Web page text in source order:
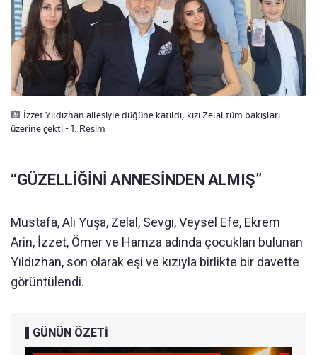
İzzet Yıldızhan ailesiyle düğüne katıldı, kızı Zelal tüm bakışları
üzerine çekti - 1. Resim
“GÜZELLİĞİNİ ANNESİNDEN ALMIŞ”
Mustafa, Ali Yuşa, Zelal, Sevgi, Veysel Efe, Ekrem
Arin, İzzet, Ömer ve Hamza adında çocukları bulunan
Yıldızhan, son olarak eşi ve kızıyla birlikte bir davette
görüntülendi.
GÜNÜN ÖZETİ